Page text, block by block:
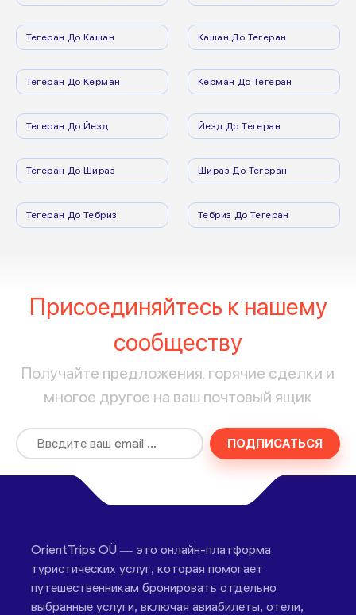
Тегеран До Кашан Кашан До Тегеран
Тегеран До Керман Керман До Тегеран
Тегеран До Йезд Йезд До Тегеран
Тегеран До Шираз Шираз До Тегеран
Тегеран До Тебриз Тебриз До Тегеран
Присоединяйтесь к нашему
сообществу
Получайте предложения, горячие сделки и
многое другое на ваш почтовый ящик
ПОДПИСАТЬСЯ
OrientTrips OÜ — это онлайн-платформа
туристических услуг, которая помогает
путешественникам бронировать отдельно
выбранные услуги, включая авиабилеты, отели,